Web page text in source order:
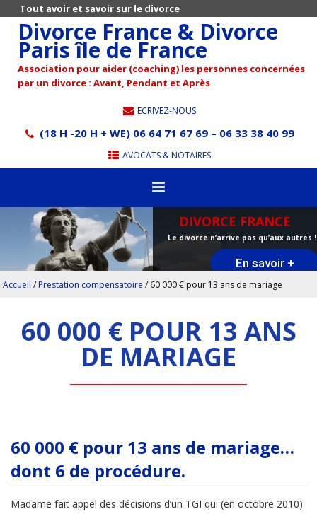
Tout avoir et savoir sur le divorce
Divorce France & Divorce
Paris île de France
Association pour aider (coaching) les personnes concernées
par un divorce : Avant, Pendant et Après
ECRIVEZ-NOUS
(18 H -20 H + WE) 06 64 71 67 69 – 06 33 38 40 99
AVOCATS & NOTAIRES
DIVORCE FRANCE
Le divorce n’arrive pas qu’aux autres !
En savoir +
Accueil / Prestation compensatoire / 60 000 € pour 13 ans de mariage
60 000 € POUR 13 ANS
DE MARIAGE
60 000 € pour 13 ans de mariage…
dont 6 de procédure.
Madame fait appel des décisions d’un TGI qui (en octobre 2010)